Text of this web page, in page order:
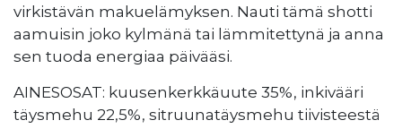
virkistävän makuelämyksen. Nauti tämä shotti
aamuisin joko kylmänä tai lämmitettynä ja anna
sen tuoda energiaa päivääsi.
AINESOSAT: kuusenkerkkäuute 35%, inkivääri
täysmehu 22,5%, sitruunatäysmehu tiivisteestä